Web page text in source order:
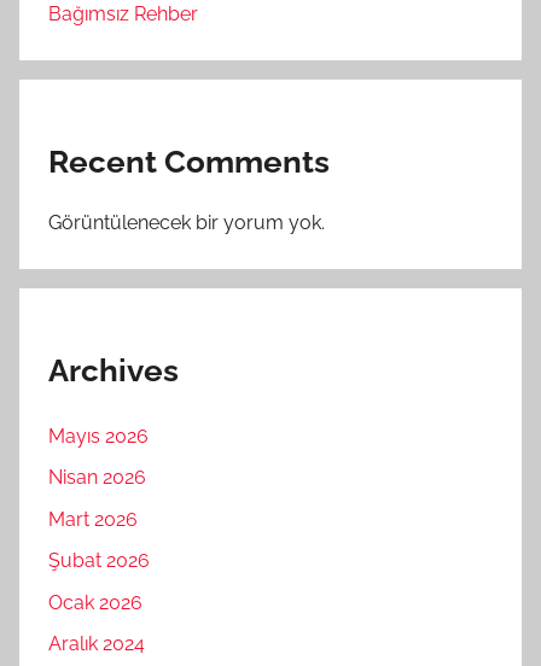
Bağımsız Rehber
Recent Comments
Görüntülenecek bir yorum yok.
Archives
Mayıs 2026
Nisan 2026
Mart 2026
Şubat 2026
Ocak 2026
Aralık 2024